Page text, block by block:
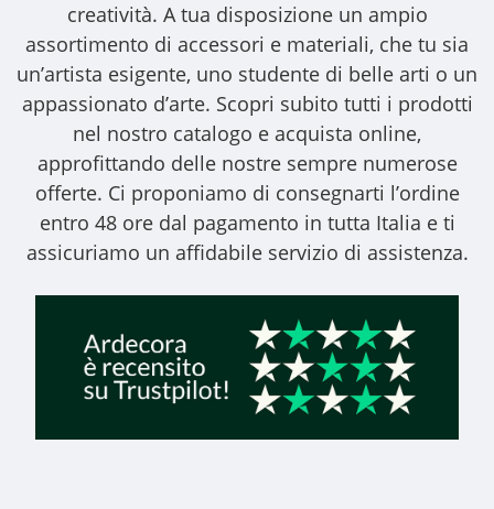
creatività. A tua disposizione un ampio
assortimento di accessori e materiali, che tu sia
un’artista esigente, uno studente di belle arti o un
appassionato d’arte. Scopri subito tutti i prodotti
nel nostro catalogo e acquista online,
approfittando delle nostre sempre numerose
offerte. Ci proponiamo di consegnarti l’ordine
entro 48 ore dal pagamento in tutta Italia e ti
assicuriamo un affidabile servizio di assistenza.